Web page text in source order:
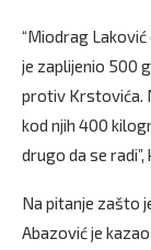
“Miodrag
je zaplijenio 500
protiv Krstovića.
kod njih 400
drugo da se
Na pitanje zašto
Abazović je